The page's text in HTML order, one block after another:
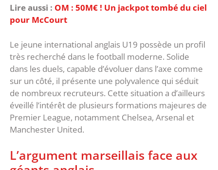
Lire aussi : OM : 50M€ ! Un jackpot tombé du ciel
pour McCourt
Le jeune international anglais U19 possède un profil
très recherché dans le football moderne. Solide
dans les duels, capable d’évoluer dans l’axe comme
sur un côté, il présente une polyvalence qui séduit
de nombreux recruteurs. Cette situation a d’ailleurs
éveillé l’intérêt de plusieurs formations majeures de
Premier League, notamment Chelsea, Arsenal et
Manchester United.
‎L’argument marseillais face aux